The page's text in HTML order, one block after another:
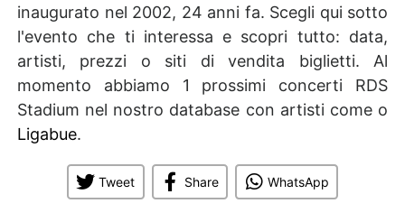
inaugurato nel 2002, 24 anni fa. Scegli qui sotto
l'evento che ti interessa e scopri tutto: data,
artisti, prezzi o siti di vendita biglietti. Al
momento abbiamo 1 prossimi concerti RDS
Stadium nel nostro database con artisti come o
Ligabue.
Tweet Share WhatsApp